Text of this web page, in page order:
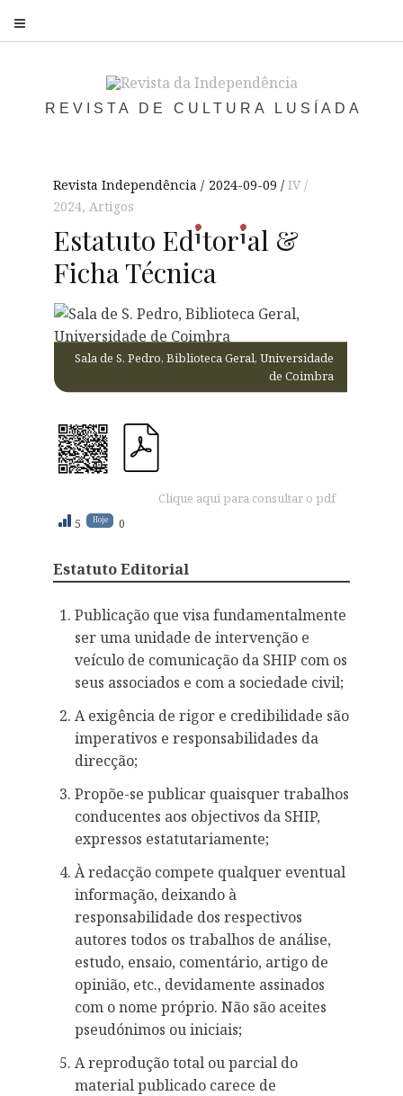
REVISTA DE CULTURA LUSÍADA
Revista Independência 2024-09-09
IV /
2024,Artigos
Estatuto Editorial &
Ficha Técnica
Sala de S. Pedro, Biblioteca Geral, Universidade
de Coimbra
Clique aqui para consultar o pdf
5 Hoje 0
Estatuto Editorial
Publicação que visa fundamentalmente
ser uma unidade de intervenção e
veículo de comunicação da SHIP com os
seus associados e com a sociedade civil;
A exigência de rigor e credibilidade são
imperativos e responsabilidades da
direcção;
Propõe-se publicar quaisquer trabalhos
conducentes aos objectivos da SHIP,
expressos estatutariamente;
À redacção compete qualquer eventual
informação, deixando à
responsabilidade dos respectivos
autores todos os trabalhos de análise,
estudo, ensaio, comentário, artigo de
opinião, etc., devidamente assinados
com o nome próprio. Não são aceites
pseudónimos ou iniciais;
A reprodução total ou parcial do
material publicado carece de